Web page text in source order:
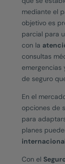
mediante el
objetivo es
parcial para
con la
consultas
emergencias
de seguro
En el
opciones de
para
planes
Con el